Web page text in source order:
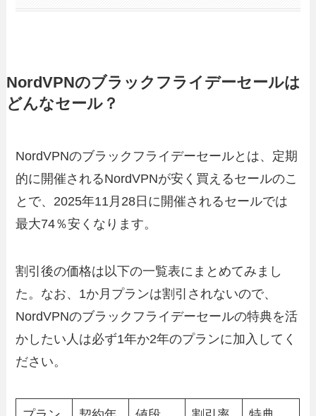
NordVPNのブラックフライデーセールは
どんなセール？
NordVPNのブラックフライデーセールとは、定期
的に開催されるNordVPNが安く買えるセールのこ
とで、2025年11月28日に開催されるセールでは
最大74％安くなります。
割引後の価格は以下の一覧表にまとめてみまし
た。なお、1か月プランは割引されないので、
NordVPNのブラックフライデーセールの特典を活
かしたい人は必ず1年か2年のプランに加入してく
ださい。